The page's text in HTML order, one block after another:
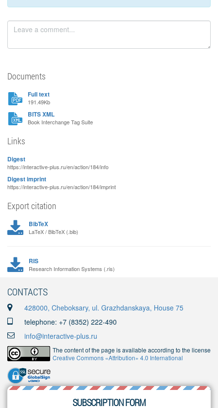
Documents
Full text
191.49Kb
BITS XML
Book Interchange Tag Suite
Links
Digest
https://interactive-plus.ru/en/action/184/info
Digest imprint
https://interactive-plus.ru/en/action/184/imprint
Export citation
BibTeX
LaTeX / BibTeX (.bib)
RIS
Research Information Systems (.ris)
CONTACTS
428000, Cheboksary, ul. Grazhdanskaya, House 75
telephone: +7 (8352) 222-490
info@interactive-plus.ru
The content of the page is available according to the license
Creative Commons «Attribution» 4.0 International
SUBSCRIPTION FORM